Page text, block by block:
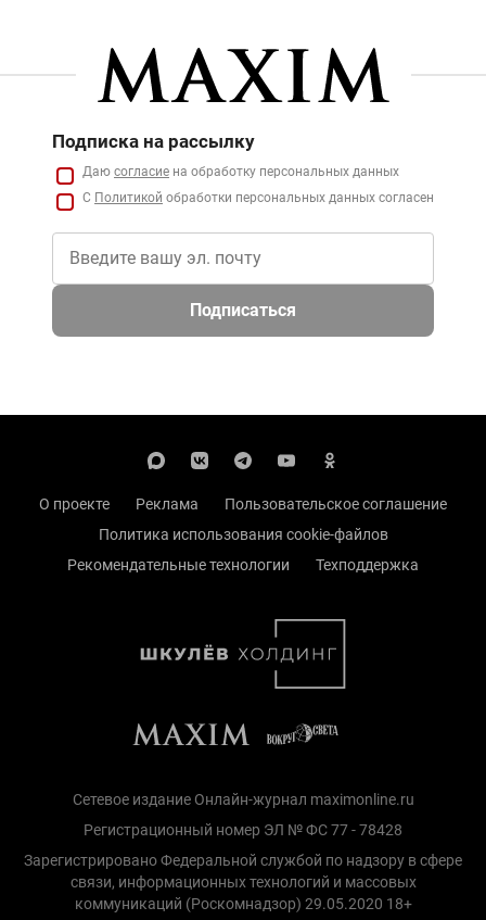
Подписка на рассылку
Даю согласие на обработку персональных данных
С Политикой обработки персональных данных согласен
Подписаться
О проекте Реклама
Пользовательское соглашение
Политика использования cookie-файлов
Рекомендательные технологии
Техподдержка
Сетевое издание Онлайн-журнал maximonline.ru
Регистрационный номер ЭЛ № ФС 77 - 78428
Зарегистрировано Федеральной службой по надзору в сфере
связи, информационных технологий и массовых
коммуникаций (Роскомнадзор) 29.05.2020 18+